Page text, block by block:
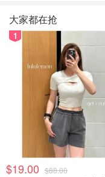
向直接股份奖励
他指出，虽然提高资
元的人群，但太多人
导的针对最高收入者
“财富税或百万富翁
财富的人，帮助提供
数人口排除在外。”
来源：
封
大家都在抢
1
$19.00 $88.00